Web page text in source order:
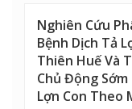
Nghiên Cứu
Bệnh Dịch Tả
Thiên Huế Và
Chủ Động Sớm
Lợn Con Theo